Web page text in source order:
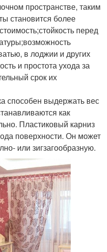
пространстве, таким
становится более
перед
в лоджии и других
и простота ухода за
срок их
способен выдержать вес
как
Пластиковый карниз
поверхности. Он может
или зигзагообразную.